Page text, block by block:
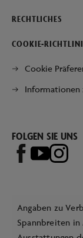
RECHTLICHES
COOKIE-
Cookie
Informationen
FOLGEN SIE UNS
Angaben zu
Spannbreiten